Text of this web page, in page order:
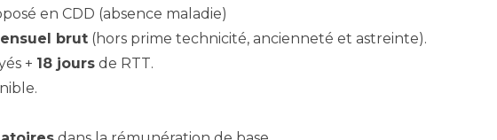
en CDD (absence maladie)
brut (hors prime technicité, ancienneté et astreinte).
+ 18 jours de RTT.